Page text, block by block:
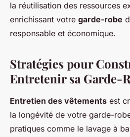
la réutilisation des ressources
enrichissant votre garde-robe
responsable et économique.
Stratégies pour
Entretenir sa Garde-
Entretien des vêtements est
la longévité de votre garde-
pratiques comme le lavage à